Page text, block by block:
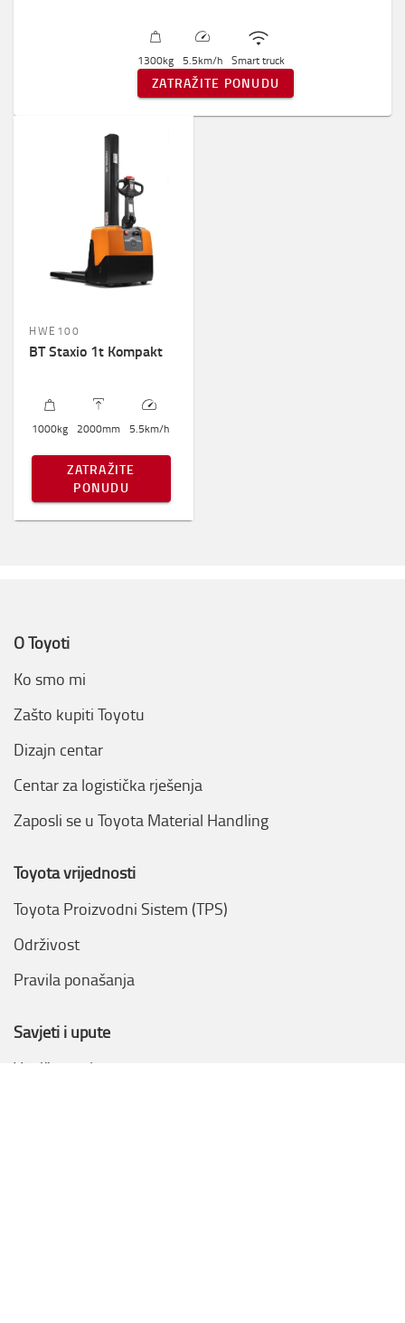
1300kg 5.5km/h Smart truck
ZATRAŽITE PONUDU
HWE100
BT Staxio 1t Kompakt
1000kg 2000mm 5.5km/h
ZATRAŽITE
PONUDU
O Toyoti
Ko smo mi
Zašto kupiti Toyotu
Dizajn centar
Centar za logistička rješenja
Zaposli se u Toyota Material Handling
Toyota vrijednosti
Toyota Proizvodni Sistem (TPS)
Održivost
Pravila ponašanja
Savjeti i upute
Vodič za paletare